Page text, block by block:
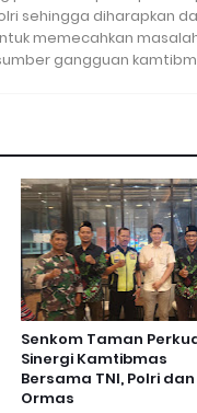
sehingga diharapkan
memecahkan
gangguan
Senkom Taman
Sinergi Kamtibmas
Bersama TNI, Polri dan
Ormas